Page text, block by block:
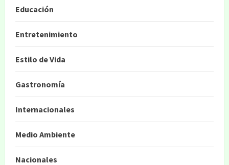
Educación
Entretenimiento
Estilo de Vida
Gastronomía
Internacionales
Medio Ambiente
Nacionales